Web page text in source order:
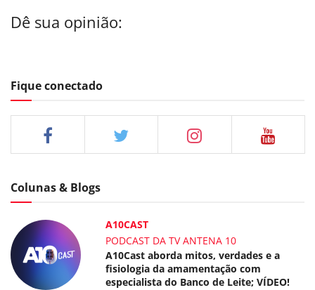
Dê sua opinião:
Fique conectado
Colunas & Blogs
A10CAST
PODCAST DA TV ANTENA 10
A10Cast aborda mitos, verdades e a
fisiologia da amamentação com
especialista do Banco de Leite; VÍDEO!